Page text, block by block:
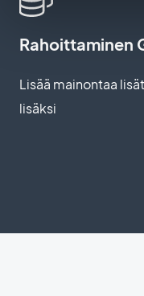
Rahoittaminen
Lisää mainontaa
lisäksi